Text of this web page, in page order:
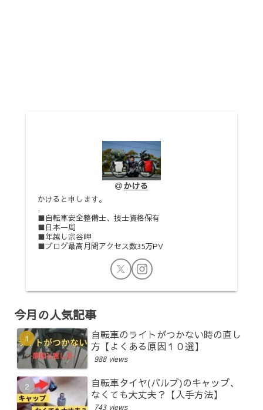
かける
かけると申します。
.
■自転車安全整備士、技士資格保有
■日本一周
■年越し宗谷岬
■ブログ最高月間アクセス数35万PV
今月の人気記事
自転車のライトがつかない時の直し
方【よくある原因１０選】
988 views
自転車タイヤ(バルブ)のキャップ、
なくても大丈夫？【入手方法】
743 views